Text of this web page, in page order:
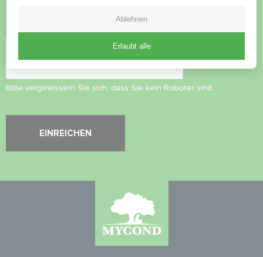
Bitte vergewissern Sie sich, dass Sie kein Roboter sind.
Ablehnen
Erlaubt alle